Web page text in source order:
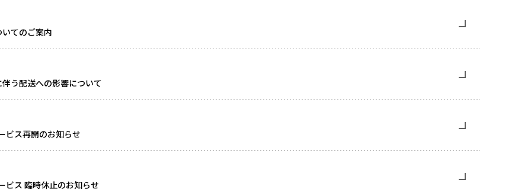
てのご案内
う配送への影響について
ビス再開のお知らせ
ビス 臨時休止のお知らせ